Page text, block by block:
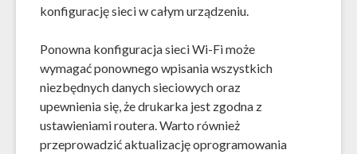
konfigurację sieci w całym urządzeniu.
Ponowna konfiguracja sieci Wi-Fi może
wymagać ponownego wpisania wszystkich
niezbędnych danych sieciowych oraz
upewnienia się, że drukarka jest zgodna z
ustawieniami routera. Warto również
przeprowadzić aktualizację oprogramowania